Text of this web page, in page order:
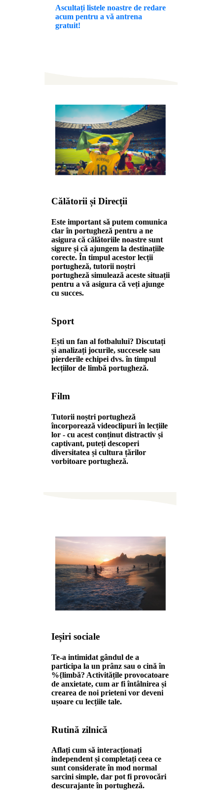
Ascultați listele noastre de redare
acum pentru a vă antrena
gratuit!
Călătorii și Direcții
Este important să putem comunica
clar în portugheză pentru a ne
asigura că călătoriile noastre sunt
sigure și că ajungem la destinațiile
corecte. În timpul acestor lecții
portugheză, tutorii noștri
portugheză simulează aceste situații
pentru a vă asigura că veți ajunge
cu succes.
Sport
Ești un fan al fotbalului? Discutați
și analizați jocurile, succesele sau
pierderile echipei dvs. în timpul
lecțiilor de limbă portugheză.
Film
Tutorii noștri portugheză
încorporează videoclipuri în lecțiile
lor - cu acest conținut distractiv și
captivant, puteți descoperi
diversitatea și cultura țărilor
vorbitoare portugheză.
Ieșiri sociale
Te-a intimidat gândul de a
participa la un prânz sau o cină în
%{limbă? Activitățile provocatoare
de anxietate, cum ar fi întâlnirea și
crearea de noi prieteni vor deveni
ușoare cu lecțiile tale.
Rutină zilnică
Aflați cum să interacționați
independent și completați ceea ce
sunt considerate în mod normal
sarcini simple, dar pot fi provocări
descurajante în portugheză.